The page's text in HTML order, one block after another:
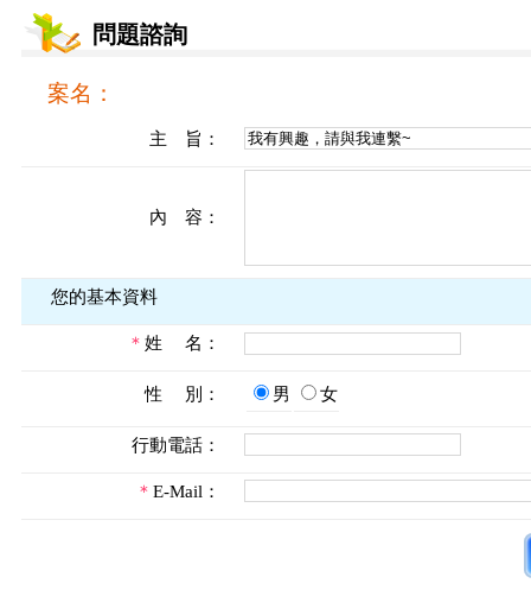
問題諮詢
案名：
主 旨：
內 容：
您的基本資料
＊ 姓 名：
性 別： 男 女
行動電話：
＊ E-Mail：